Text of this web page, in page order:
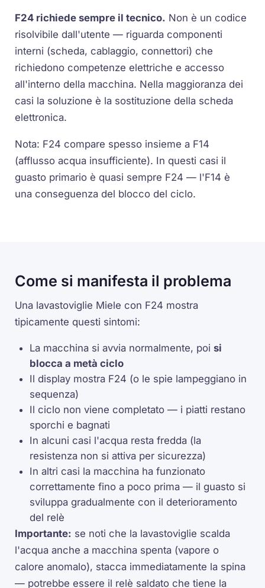
F24 richiede sempre il tecnico. Non è un codice
risolvibile dall'utente — riguarda componenti
interni (scheda, cablaggio, connettori) che
richiedono competenze elettriche e accesso
all'interno della macchina. Nella maggioranza dei
casi la soluzione è la sostituzione della scheda
elettronica.
Nota: F24 compare spesso insieme a F14
(afflusso acqua insufficiente). In questi casi il
guasto primario è quasi sempre F24 — l'F14 è
una conseguenza del blocco del ciclo.
Come si manifesta il problema
Una lavastoviglie Miele con F24 mostra
tipicamente questi sintomi:
La macchina si avvia normalmente, poisi
blocca a metà ciclo
Il display mostra F24 (o le spie lampeggiano in
sequenza)
Il ciclo non viene completato — i piatti restano
sporchi e bagnati
In alcuni casi l'acqua resta fredda (la
resistenza non si attiva per sicurezza)
In altri casi la macchina ha funzionato
correttamente fino a poco prima — il guasto si
sviluppa gradualmente con il deterioramento
del relè
Importante: se noti che la lavastoviglie scalda
l'acqua anche a macchina spenta (vapore o
calore anomalo), stacca immediatamente la spina
— potrebbe essere il relè saldato che tiene la